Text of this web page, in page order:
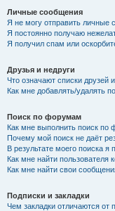
Личные сообщения
Я не могу отправить личные
Я постоянно получаю
Я получил спам или
Друзья и недруги
Что означают списки друзей
Как мне добавлять/удалять
Поиск по форумам
Как мне выполнить поиск
Почему мой поиск не даёт
В результате моего поиска я
Как мне найти пользователя
Как мне найти свои
Подписки и закладки
Чем закладки отличаются от